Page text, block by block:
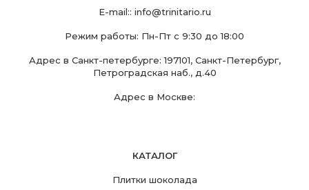
E-mail:: info@trinitario.ru
Режим работы: Пн-Пт с 9:30 до 18:00
Адрес в Санкт-петербурге: 197101, Санкт-Петербург,
Петроградская наб., д.40
Адрес в Москве:
КАТАЛОГ
Плитки шоколада